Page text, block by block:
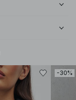
-30%